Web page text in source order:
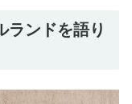
ランドを語り